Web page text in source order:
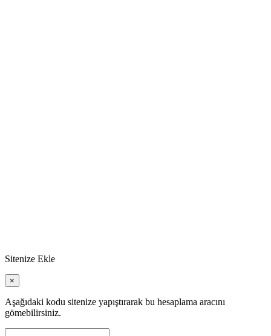
Sitenize Ekle
×
Aşağıdaki kodu sitenize yapıştırarak bu hesaplama aracını
gömebilirsiniz.